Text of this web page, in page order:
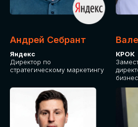
Андрей Себрант
Яндекс
Директор по
стратегическому маркетингу
КРОК